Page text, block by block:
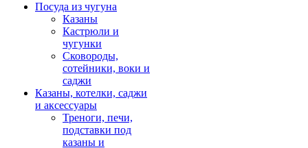
Посуда из чугуна
Казаны
Кастрюли и
чугунки
Сковороды,
сотейники, воки и
саджи
Казаны, котелки, саджи
и аксессуары
Треноги, печи,
подставки под
казаны и